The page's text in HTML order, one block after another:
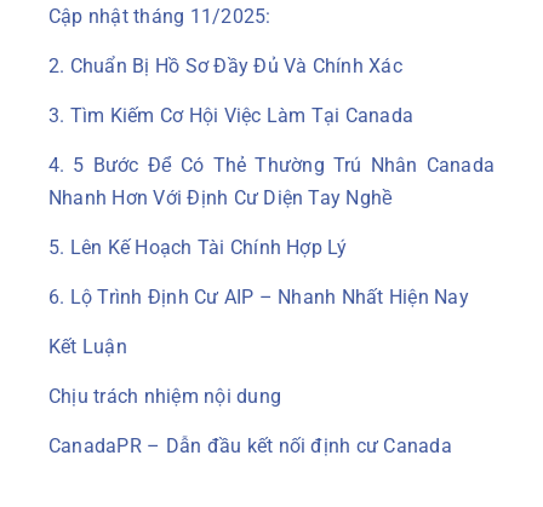
Cập nhật tháng 11/2025:
2. Chuẩn Bị Hồ Sơ Đầy Đủ Và Chính Xác
3. Tìm Kiếm Cơ Hội Việc Làm Tại Canada
4. 5 Bước Để Có Thẻ Thường Trú Nhân Canada
Nhanh Hơn Với Định Cư Diện Tay Nghề
5. Lên Kế Hoạch Tài Chính Hợp Lý
6. Lộ Trình Định Cư AIP – Nhanh Nhất Hiện Nay
Kết Luận
Chịu trách nhiệm nội dung
CanadaPR – Dẫn đầu kết nối định cư Canada